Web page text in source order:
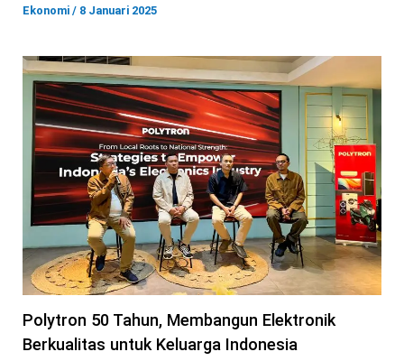
Ekonomi / 8 Januari 2025
Polytron 50 Tahun, Membangun Elektronik
Berkualitas untuk Keluarga Indonesia